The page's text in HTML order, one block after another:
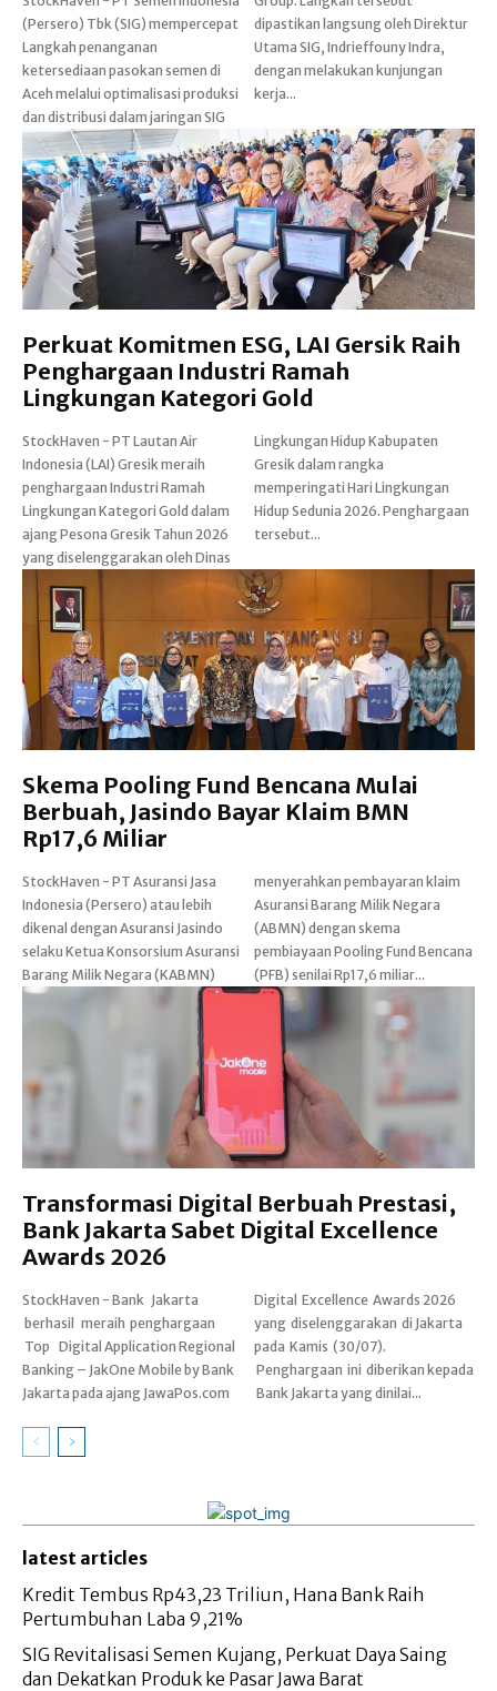
(Persero) Tbk (SIG) mempercepat
Langkah penanganan
ketersediaan pasokan semen di
Aceh melalui optimalisasi produksi
dan distribusi dalam jaringan SIG
dipastikan langsung oleh Direktur
Utama SIG, Indrieffouny Indra,
dengan melakukan kunjungan
kerja...
Perkuat Komitmen ESG, LAI Gersik Raih
Penghargaan Industri Ramah
Lingkungan Kategori Gold
StockHaven - PT Lautan Air
Indonesia (LAI) Gresik meraih
penghargaan Industri Ramah
Lingkungan Kategori Gold dalam
ajang Pesona Gresik Tahun 2026
yang diselenggarakan oleh Dinas
Lingkungan Hidup Kabupaten
Gresik dalam rangka
memperingati Hari Lingkungan
Hidup Sedunia 2026. Penghargaan
tersebut...
Skema Pooling Fund Bencana Mulai
Berbuah, Jasindo Bayar Klaim BMN
Rp17,6 Miliar
StockHaven - PT Asuransi Jasa
Indonesia (Persero) atau lebih
dikenal dengan Asuransi Jasindo
selaku Ketua Konsorsium Asuransi
Barang Milik Negara (KABMN)
menyerahkan pembayaran klaim
Asuransi Barang Milik Negara
(ABMN) dengan skema
pembiayaan Pooling Fund Bencana
(PFB) senilai Rp17,6 miliar...
Transformasi Digital Berbuah Prestasi,
Bank Jakarta Sabet Digital Excellence
Awards 2026
StockHaven - Bank Jakarta
berhasil meraih penghargaan
Top Digital Application Regional
Banking – JakOne Mobile by Bank
Jakarta pada ajang JawaPos.com
Digital Excellence Awards 2026
yang diselenggarakan di Jakarta
pada Kamis (30/07).
Penghargaan ini diberikan kepada
Bank Jakarta yang dinilai...
latest articles
Kredit Tembus Rp43,23 Triliun, Hana Bank Raih
Pertumbuhan Laba 9,21%
SIG Revitalisasi Semen Kujang, Perkuat Daya Saing
dan Dekatkan Produk ke Pasar Jawa Barat